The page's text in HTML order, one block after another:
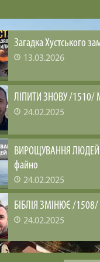
Загадка Хустського
13.03.2026
ЛІПИТИ ЗНОВУ /1510/
24.02.2025
ВИРОЩУВАННЯ ЛЮДЕЙ
файно
24.02.2025
БІБЛІЯ ЗМІНЮЄ /
24.02.2025